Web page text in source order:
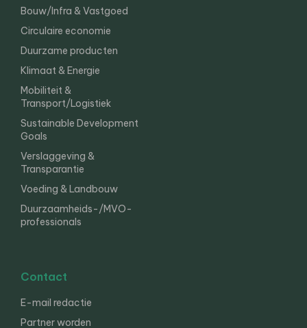
Bouw/Infra & Vastgoed
Circulaire economie
Duurzame producten
Klimaat & Energie
Mobiliteit &
Transport/Logistiek
Sustainable Development
Goals
Verslaggeving &
Transparantie
Voeding & Landbouw
Duurzaamheids-/MVO-
professionals
Contact
E-mail redactie
Partner worden